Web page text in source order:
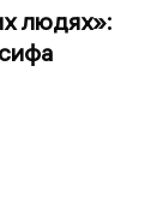
людях»: